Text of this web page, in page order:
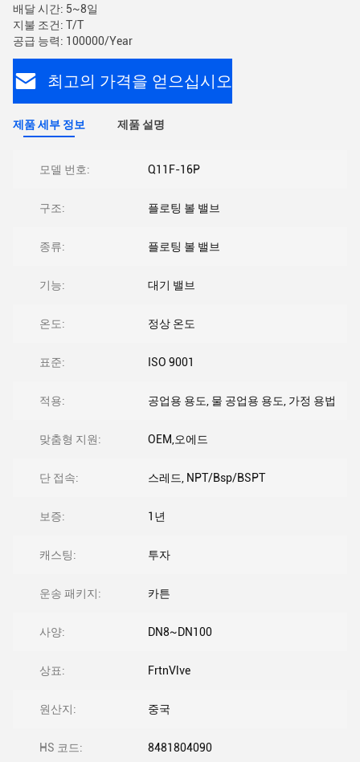
배달 시간: 5~8일
지불 조건: T/T
공급 능력: 100000/Year
최고의 가격을 얻으십시오
제품 세부 정보 제품 설명
모델 번호: Q11F-16P
구조: 플로팅 볼 밸브
종류: 플로팅 볼 밸브
기능: 대기 밸브
온도: 정상 온도
표준: ISO 9001
적용: 공업용 용도, 물 공업용 용도, 가정 용법
맞춤형 지원: OEM,오에드
단 접속: 스레드, NPT/Bsp/BSPT
보증: 1년
캐스팅: 투자
운송 패키지: 카튼
사양: DN8~DN100
상표: FrtnVlve
원산지: 중국
HS 코드: 8481804090